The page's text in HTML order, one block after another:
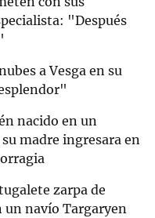
"Después
a Vesga en su
nacido en un
madre ingresara en
zarpa de
un navío Targaryen